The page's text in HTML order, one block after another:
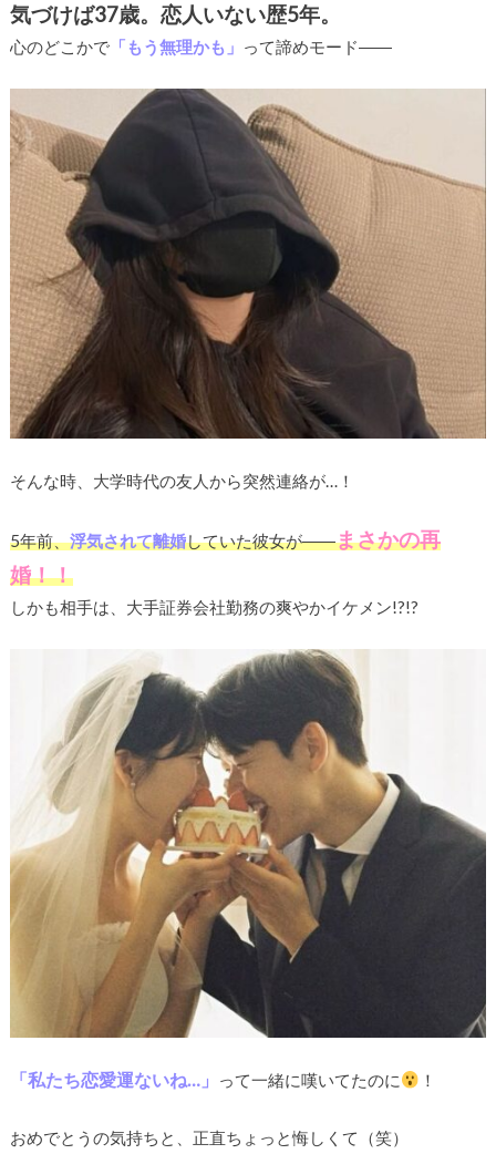
気づけば37歳。恋人いない歴5年。
心のどこかで「もう無理かも」 って諦めモード――
そんな時、大学時代の友人から突然連絡が…！
5年前、浮気されて離婚していた彼女が――まさかの再
婚！！
しかも相手は、大手証券会社勤務の爽やかイケメン!?!?
「私たち恋愛運ないね…」 って一緒に嘆いてたのに ！
おめでとうの気持ちと、正直ちょっと悔しくて（笑）